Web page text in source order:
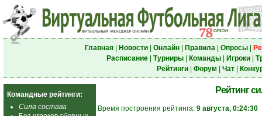
Главная| Новости| Онлайн| Правила| Опросы|
Расписание| Турниры| Команды| Игроки|
Рейтинги| Форум Чат|
Командные рейтинги:
Сила состава
Рейтинг
Время построения рейтинга: 9 августа, 0:24:30